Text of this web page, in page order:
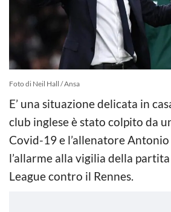
Foto di Neil Hall / Ansa
E’ una situazione delicata in
club inglese è stato colpito da
Covid-19 e l’allenatore
l’allarme alla vigilia della
League contro il Rennes.